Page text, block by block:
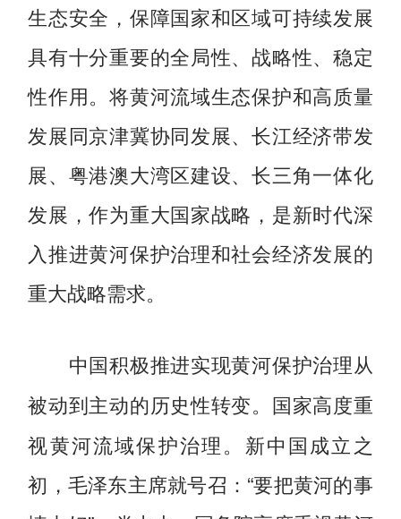
生态安全，保障国家和区域可持续发展
具有十分重要的全局性、战略性、稳定
性作用。将黄河流域生态保护和高质量
发展同京津冀协同发展、长江经济带发
展、粤港澳大湾区建设、长三角一体化
发展，作为重大国家战略，是新时代深
入推进黄河保护治理和社会经济发展的
重大战略需求。
中国积极推进实现黄河保护治理从
被动到主动的历史性转变。 国家高度重
视黄河流域保护治理。新中国成立之
初，毛泽东主席就号召：“要把黄河的事